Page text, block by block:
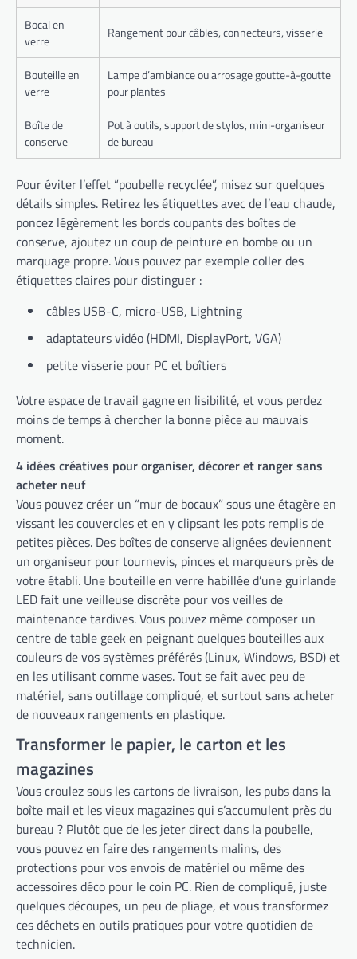
Bocal en
verre
Rangement pour câbles, connecteurs, visserie
Bouteille en
verre
Lampe d’ambiance ou arrosage goutte-à-goutte
pour plantes
Boîte de
conserve
Pot à outils, support de stylos, mini-organiseur
de bureau
Pour éviter l’effet “poubelle recyclée”, misez sur quelques
détails simples. Retirez les étiquettes avec de l’eau chaude,
poncez légèrement les bords coupants des boîtes de
conserve, ajoutez un coup de peinture en bombe ou un
marquage propre. Vous pouvez par exemple coller des
étiquettes claires pour distinguer :
câbles USB-C, micro-USB, Lightning
adaptateurs vidéo (HDMI, DisplayPort, VGA)
petite visserie pour PC et boîtiers
Votre espace de travail gagne en lisibilité, et vous perdez
moins de temps à chercher la bonne pièce au mauvais
moment.
4 idées créatives pour organiser, décorer et ranger sans
acheter neuf
Vous pouvez créer un “mur de bocaux” sous une étagère en
vissant les couvercles et en y clipsant les pots remplis de
petites pièces. Des boîtes de conserve alignées deviennent
un organiseur pour tournevis, pinces et marqueurs près de
votre établi. Une bouteille en verre habillée d’une guirlande
LED fait une veilleuse discrète pour vos veilles de
maintenance tardives. Vous pouvez même composer un
centre de table geek en peignant quelques bouteilles aux
couleurs de vos systèmes préférés (Linux, Windows, BSD) et
en les utilisant comme vases. Tout se fait avec peu de
matériel, sans outillage compliqué, et surtout sans acheter
de nouveaux rangements en plastique.
Transformer le papier, le carton et les
magazines
Vous croulez sous les cartons de livraison, les pubs dans la
boîte mail et les vieux magazines qui s’accumulent près du
bureau ? Plutôt que de les jeter direct dans la poubelle,
vous pouvez en faire des rangements malins, des
protections pour vos envois de matériel ou même des
accessoires déco pour le coin PC. Rien de compliqué, juste
quelques découpes, un peu de pliage, et vous transformez
ces déchets en outils pratiques pour votre quotidien de
technicien.